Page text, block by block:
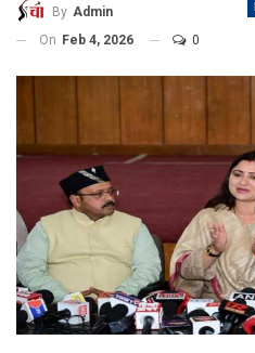
By Admin
On Feb 4, 2026 0